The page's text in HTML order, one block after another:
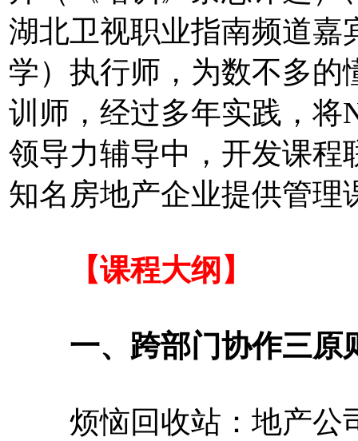
湖北卫视职业指南频道嘉
学）执行师，为数不多的
训师，经过多年实践，将
领导力辅导中，开发课程
知名房地产企业提供管理
【课程大纲】
一、跨部门协作三原
烦恼回收站：地产公